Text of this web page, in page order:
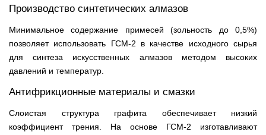
Производство синтетических алмазов
Минимальное содержание примесей (зольность до 0,5%)
позволяет использовать ГСМ-2 в качестве исходного сырья
для синтеза искусственных алмазов методом высоких
давлений и температур.
Антифрикционные материалы и смазки
Слоистая структура графита обеспечивает низкий
коэффициент трения. На основе ГСМ-2 изготавливают